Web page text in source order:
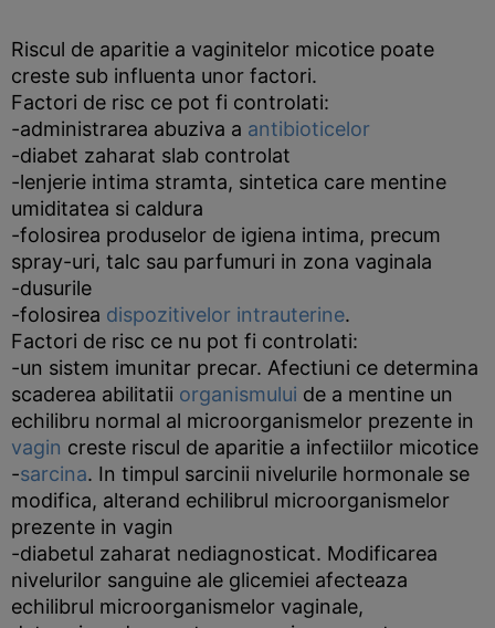
Riscul de aparitie a vaginitelor micotice poate
creste sub influenta unor factori.
Factori de risc ce pot fi controlati:
-administrarea abuziva a antibioticelor
-diabet zaharat slab controlat
-lenjerie intima stramta, sintetica care mentine
umiditatea si caldura
-folosirea produselor de igiena intima, precum
spray-uri, talc sau parfumuri in zona vaginala
-dusurile
-folosirea dispozitivelor intrauterine.
Factori de risc ce nu pot fi controlati:
-un sistem imunitar precar. Afectiuni ce determina
scaderea abilitatii organismului de a mentine un
echilibru normal al microorganismelor prezente in
vagin creste riscul de aparitie a infectiilor micotice
-sarcina. In timpul sarcinii nivelurile hormonale se
modifica, alterand echilibrul microorganismelor
prezente in vagin
-diabetul zaharat nediagnosticat. Modificarea
nivelurilor sanguine ale glicemiei afecteaza
echilibrul microorganismelor vaginale,